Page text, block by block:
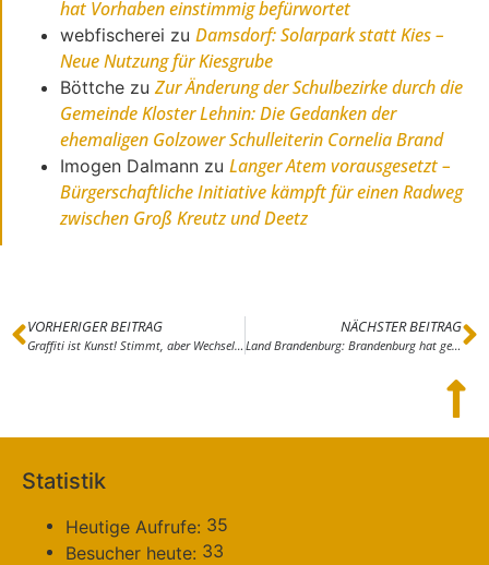
hat Vorhaben einstimmig befürwortet
webfischerei zu Damsdorf: Solarpark statt Kies –
Neue Nutzung für Kiesgrube
Böttche zuZur Änderung der Schulbezirke durch die
Gemeinde Kloster Lehnin: Die Gedanken der
ehemaligen Golzower Schulleiterin Cornelia Brand
Imogen Dalmann zu Langer Atem vorausgesetzt –
Bürgerschaftliche Initiative kämpft für einen Radweg
zwischen Groß Kreutz und Deetz
VORHERIGER BEITRAG
Graffiti ist Kunst! Stimmt, aber Wechsel zur legalen Seite! – Brücker Stadtverordneter Edward Baitz (ProBrück) freut sich über ersten Teilerfolg
NÄCHSTER BEITRAG
Land Brandenburg: Brandenburg hat gewählt; Woidke siegt, Neuwahlen möglich
Statistik
Heutige Aufrufe: 35
Besucher heute: 33